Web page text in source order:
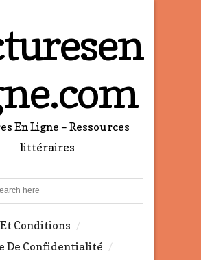
En Ligne – Ressources
littéraires
e
Conditions
De Confidentialité